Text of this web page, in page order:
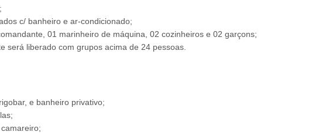
c/ banheiro e ar-condicionado;
01 marinheiro de máquina, 02 cozinheiros e 02 garçons;
será liberado com grupos acima de 24 pessoas.
e banheiro privativo;